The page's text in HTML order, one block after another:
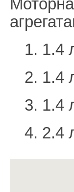
1. 1.4
2. 1.4
3. 1.4
4. 2.4